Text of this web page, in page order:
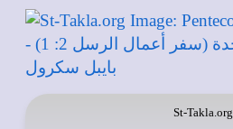
St-Takla.org